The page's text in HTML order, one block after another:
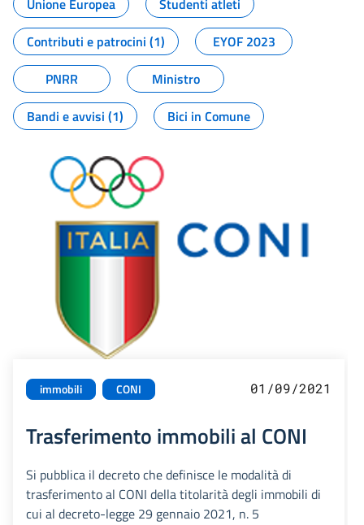
Unione Europea
Studenti atleti
Contributi e patrocini (1)
EYOF 2023
PNRR
Ministro
Bandi e avvisi (1)
Bici in Comune
immobili CONI 01/09/2021
Trasferimento immobili al CONI
Si pubblica il decreto che definisce le modalità di
trasferimento al CONI della titolarità degli immobili di
cui al decreto-legge 29 gennaio 2021, n. 5